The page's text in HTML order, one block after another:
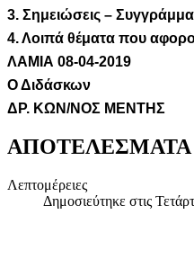
3. Σημειώσεις –
4. Λοιπά θέματα που
ΛΑΜΙΑ 08-04-2019
Ο Διδάσκων
ΔΡ. ΚΩΝ/ΝΟΣ ΜΕΝΤΗΣ
Λεπτομέρειες
Δημοσιεύτηκε στις